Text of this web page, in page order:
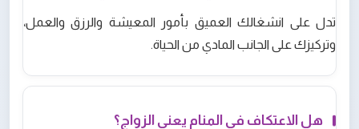
تدل على انشغالك العميق بأمور المعيشة والرزق والعمل،
وتركيزك على الجانب المادي من الحياة.
هل الاعتكاف في المنام يعني الزواج؟